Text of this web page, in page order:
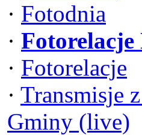
· Fotodnia
· Fotorelacje
· Fotorelacje
· Transmisje
Gminy (live)